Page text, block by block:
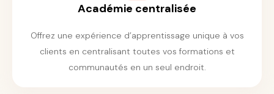
Académie centralisée
Offrez une expérience d’apprentissage unique à vos
clients en centralisant toutes vos formations et
communautés en un seul endroit.